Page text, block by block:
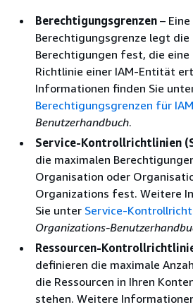
Berechtigungsgrenzen – Eine
Berechtigungsgrenze legt die
Berechtigungen fest, die
Richtlinie einer IAM-Entität
Informationen finden Sie
Berechtigungsgrenzen für
Benutzerhandbuch.
Service-Kontrollrichtlinien
die maximalen
Organisation oder
Organizations fest. Weitere
Sie unter Service-
Organizations-
Ressourcen-
definieren die maximale
die Ressourcen in Ihren
stehen. Weitere